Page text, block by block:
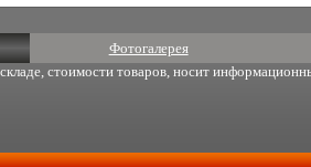
Фотогалерея
стоимости товаров, носит